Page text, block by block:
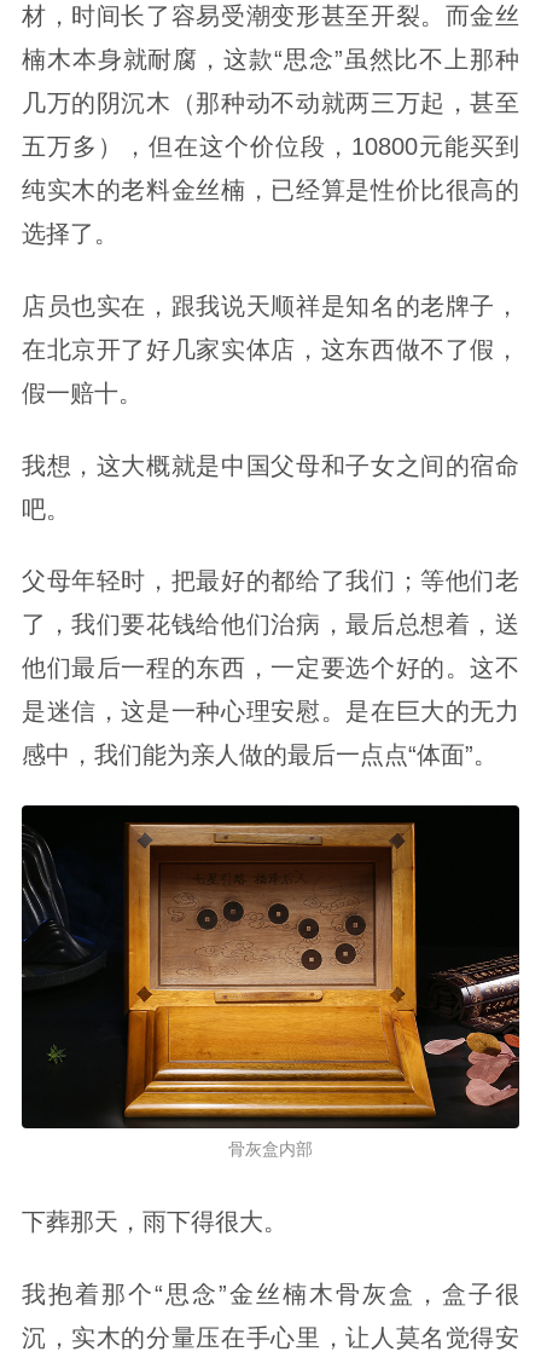
材，时间长了容易受潮变形甚至开裂。而金丝
楠木本身就耐腐，这款“思念”虽然比不上那种
几万的阴沉木（那种动不动就两三万起，甚至
五万多），但在这个价位段，10800元能买到
纯实木的老料金丝楠，已经算是性价比很高的
选择了。
店员也实在，跟我说天顺祥是知名的老牌子，
在北京开了好几家实体店，这东西做不了假，
假一赔十。
我想，这大概就是中国父母和子女之间的宿命
吧。
父母年轻时，把最好的都给了我们；等他们老
了，我们要花钱给他们治病，最后总想着，送
他们最后一程的东西，一定要选个好的。这不
是迷信，这是一种心理安慰。是在巨大的无力
感中，我们能为亲人做的最后一点点“体面”。
骨灰盒内部
下葬那天，雨下得很大。
我抱着那个“思念”金丝楠木骨灰盒，盒子很
沉，实木的分量压在手心里，让人莫名觉得安